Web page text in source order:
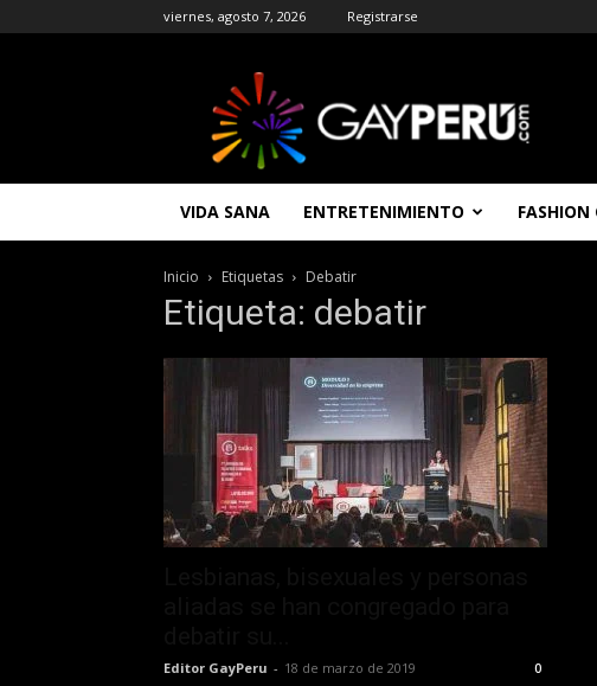
viernes, agosto 7, 2026 Registrarse
|
Entretenimiento
Noticias
Gay
Gratis
VIDA SANA ENTRETENIMIENTO FASHION
Inicio Etiquetas Debatir
Etiqueta: debatir
Editor GayPeru - 18 de marzo de 2019 0